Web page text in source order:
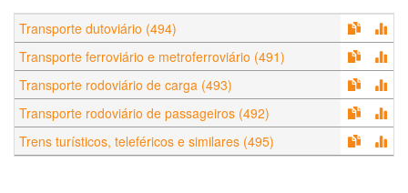
Transporte dutoviário (494)
Transporte ferroviário e metroferroviário (491)
Transporte rodoviário de carga (493)
Transporte rodoviário de passageiros (492)
Trens turísticos, teleféricos e similares (495)